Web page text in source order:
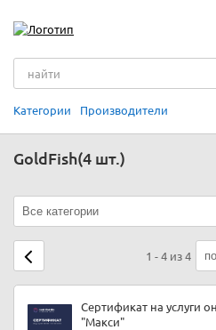
Категории Производители
GoldFish(4 шт.)
1 - 4 из 4
Сертификат на услуги
"Макси"